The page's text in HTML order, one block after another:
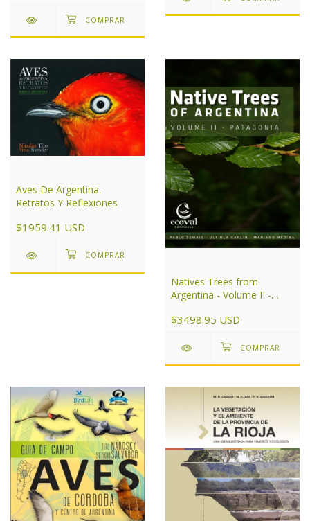
Aves De Argentina.
Retratos Y Reflexiones
$1959.41 USD
Natives Trees from
Argentina - Volume II -
$3498.95 USD